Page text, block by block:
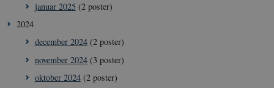
januar 2025 (2 poster)
2024
december 2024(2 poster)
november 2024(3 poster)
oktober 2024(2 poster)